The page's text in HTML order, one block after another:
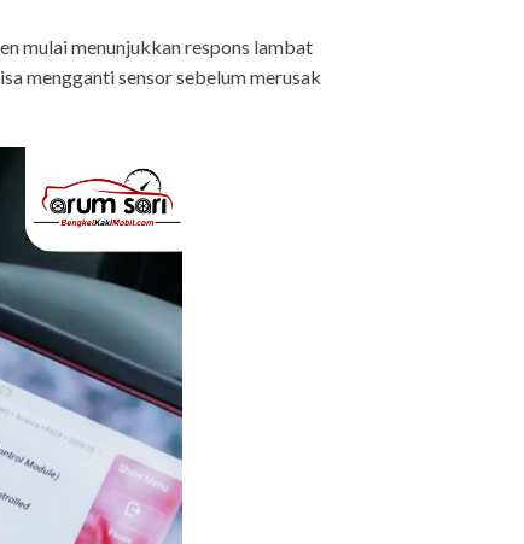
mulai menunjukkan respons lambat
mengganti sensor sebelum merusak